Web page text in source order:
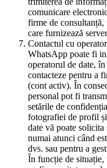
comunicare
firme de
care furnizează
Contactul cu
WhatsApp poate fi
operatorul de date, în
contacteze pentru a
(cont activ). În
personal pot fi
setările de
fotografiei de profil
date vă poate
numai atunci când
dvs. sau pentru a
În funcție de